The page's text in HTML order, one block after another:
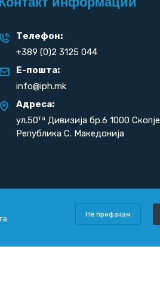
Телефон:
+389 (0)2 3125 044
Е-пошта:
info@iph.mk
Адреса:
ул.50та Дивизија бр.6 1000 Скопје
Република С. Македонија
Не прифаќам